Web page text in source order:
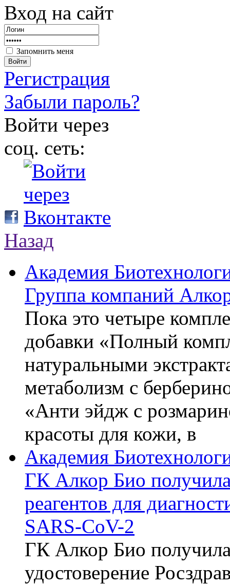
Вход на сайт
Запомнить меня
Войти
Регистрация
Забыли пароль?
Войти через
соц. сеть:
Назад
Академия
Группа компаний
Пока это четыре
добавки «Полный
натуральными
метаболизм с
«Анти эйдж с
красоты для кожи, в
Академия
ГК Алкор Био
реагентов для
SARS-CoV-2
ГК Алкор Био
удостоверение